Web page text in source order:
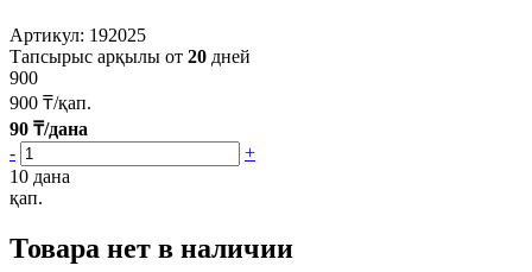
Артикул: 192025
Тапсырыс арқылы от 20 дней
900
900 ₸/қап.
90 ₸/дана
-
+
10 дана
қап.
Товара нет в наличии